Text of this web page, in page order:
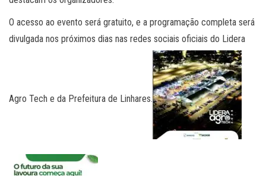
O acesso ao evento será gratuito, e a programação completa será
divulgada nos próximos dias nas redes sociais oficiais do Lidera
Agro Tech e da Prefeitura de Linhares.